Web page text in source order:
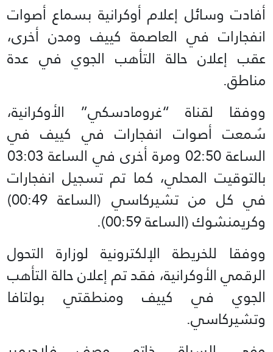
أفادت وسائل إعلام أوكرانية بسماع أصوات
انفجارات في العاصمة كييف ومدن أخرى،
عقب إعلان حالة التأهب الجوي في عدة
مناطق.
ووفقا لقناة “غرومادسكي” الأوكرانية،
سُمعت أصوات انفجارات في كييف في
الساعة 02:50 ومرة أخرى في الساعة 03:03
بالتوقيت المحلي، كما تم تسجيل انفجارات
في كل من تشيركاسي (الساعة 00:49)
وكريمنشوك (الساعة 00:59).
ووفقا للخريطة الإلكترونية لوزارة التحول
الرقمي الأوكرانية، فقد تم إعلان حالة التأهب
الجوي في كييف ومنطقتي بولتافا
وتشيركاسي.